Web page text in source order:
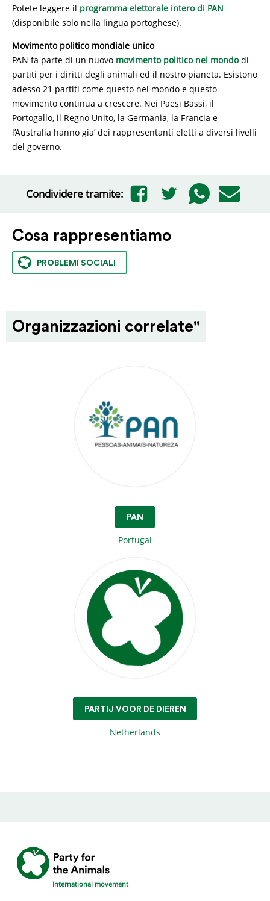
Potete leggere il programma elettorale intero di PAN
(disponibile solo nella lingua portoghese).
Movimento politico mondiale unico
PAN fa parte di un nuovo movimento politico nel mondodi
partiti per i diritti degli animali ed il nostro pianeta. Esistono
adesso 21 partiti come questo nel mondo e questo
movimento continua a crescere. Nei Paesi Bassi, il
Portogallo, il Regno Unito, la Germania, la Francia e
l’Australia hanno gia’ dei rappresentanti eletti a diversi livelli
del governo.
Condividere tramite:
Cosa rappresentiamo
PROBLEMI SOCIALI
Organizzazioni correlate"
PAN
Portugal
PARTIJ VOOR DE DIEREN
Netherlands
International movement